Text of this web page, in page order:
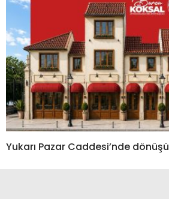
Yukarı Pazar Caddesi’nde